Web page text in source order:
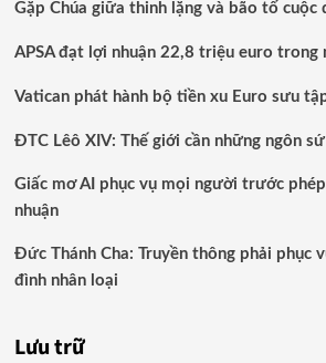
Gặp Chúa giữa thinh lặng và bão tố cuộc
APSA đạt lợi nhuận 22,8 triệu euro trong
Vatican phát hành bộ tiền xu Euro sưu
ĐTC Lêô XIV: Thế giới cần những ngôn
Giấc mơ AI phục vụ mọi người trước
nhuận
Đức Thánh Cha: Truyền thông phải phục
đình nhân loại
Lưu trữ